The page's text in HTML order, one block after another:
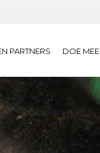
PARTNERS DOE MEE